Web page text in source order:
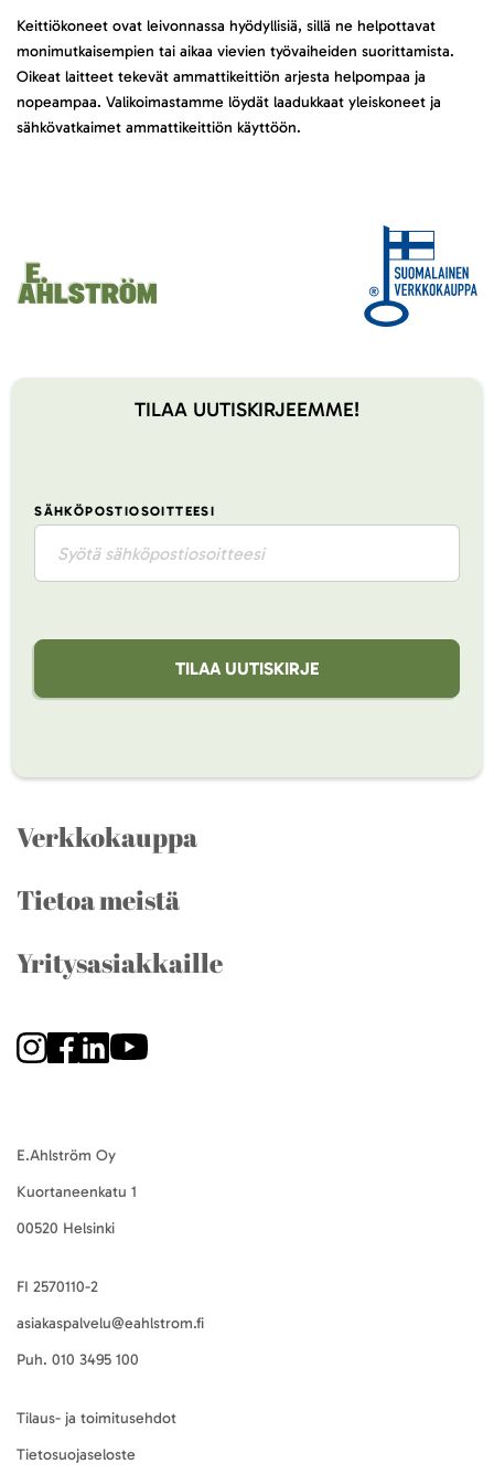
Keittiökoneet ovat leivonnassa hyödyllisiä, sillä ne helpottavat
monimutkaisempien tai aikaa vievien työvaiheiden suorittamista.
Oikeat laitteet tekevät ammattikeittiön arjesta helpompaa ja
nopeampaa. Valikoimastamme löydät laadukkaat yleiskoneet ja
sähkövatkaimet ammattikeittiön käyttöön.
TILAA UUTISKIRJEEMME!
SÄHKÖPOSTIOSOITTEESI
TILAA UUTISKIRJE
Verkkokauppa
Tietoa meistä
Yritysasiakkaille
E.Ahlström Oy
Kuortaneenkatu 1
00520 Helsinki
FI 2570110-2
asiakaspalvelu@eahlstrom.fi
Puh. 010 3495 100
Tilaus- ja toimitusehdot
Tietosuojaseloste